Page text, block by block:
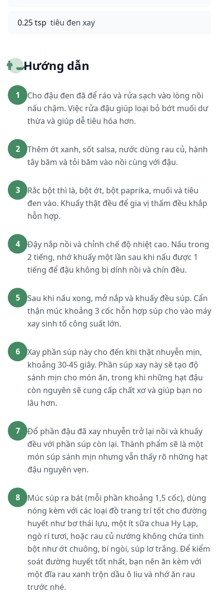
0.25 tsp tiêu đen xay
👨‍🍳Hướng dẫn
1
Cho đậu đen đã để ráo và rửa sạch vào lòng nồi
nấu chậm. Việc rửa đậu giúp loại bỏ bớt muối dư
thừa và giúp dễ tiêu hóa hơn.
2
Thêm ớt xanh, sốt salsa, nước dùng rau củ, hành
tây băm và tỏi băm vào nồi cùng với đậu.
3
Rắc bột thì là, bột ớt, bột paprika, muối và tiêu
đen vào. Khuấy thật đều để gia vị thấm đều khắp
hỗn hợp.
4
Đậy nắp nồi và chỉnh chế độ nhiệt cao. Nấu trong
2 tiếng, nhớ khuấy một lần sau khi nấu được 1
tiếng để đậu không bị dính nồi và chín đều.
5
Sau khi nấu xong, mở nắp và khuấy đều súp. Cẩn
thận múc khoảng 3 cốc hỗn hợp súp cho vào máy
xay sinh tố công suất lớn.
6
Xay phần súp này cho đến khi thật nhuyễn mịn,
khoảng 30-45 giây. Phần súp xay này sẽ tạo độ
sánh mịn cho món ăn, trong khi những hạt đậu
còn nguyên sẽ cung cấp chất xơ và giúp bạn no
lâu hơn.
7
Đổ phần đậu đã xay nhuyễn trở lại nồi và khuấy
đều với phần súp còn lại. Thành phẩm sẽ là một
món súp sánh mịn nhưng vẫn thấy rõ những hạt
đậu nguyên vẹn.
8
Múc súp ra bát (mỗi phần khoảng 1,5 cốc), dùng
nóng kèm với các loại đồ trang trí tốt cho đường
huyết như bơ thái lựu, một ít sữa chua Hy Lạp,
ngò rí tươi, hoặc rau củ nướng không chứa tinh
bột như ớt chuông, bí ngòi, súp lơ trắng. Để kiểm
soát đường huyết tốt nhất, bạn nên ăn kèm với
một đĩa rau xanh trộn dầu ô liu và nhớ ăn rau
trước nhé.